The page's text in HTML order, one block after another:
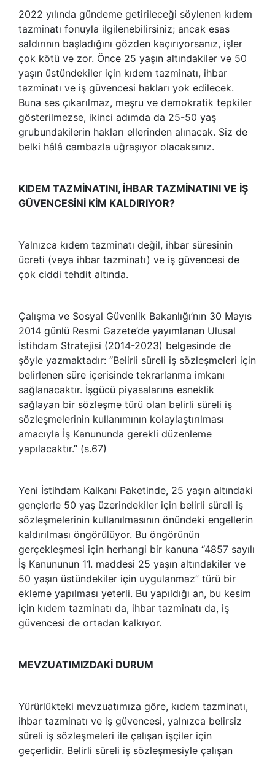
2022 yılında gündeme getirileceği söylenen kıdem
tazminatı fonuyla ilgilenebilirsiniz; ancak esas
saldırının başladığını gözden kaçırıyorsanız, işler
çok kötü ve zor. Önce 25 yaşın altındakiler ve 50
yaşın üstündekiler için kıdem tazminatı, ihbar
tazminatı ve iş güvencesi hakları yok edilecek.
Buna ses çıkarılmaz, meşru ve demokratik tepkiler
gösterilmezse, ikinci adımda da 25-50 yaş
grubundakilerin hakları ellerinden alınacak. Siz de
belki hâlâ cambazla uğraşıyor olacaksınız.
KIDEM TAZMİNATINI, İHBAR TAZMİNATINI VE İŞ
GÜVENCESİNİ KİM KALDIRIYOR?
Yalnızca kıdem tazminatı değil, ihbar süresinin
ücreti (veya ihbar tazminatı) ve iş güvencesi de
çok ciddi tehdit altında.
Çalışma ve Sosyal Güvenlik Bakanlığı’nın 30 Mayıs
2014 günlü Resmi Gazete’de yayımlanan Ulusal
İstihdam Stratejisi (2014-2023) belgesinde de
şöyle yazmaktadır: “Belirli süreli iş sözleşmeleri için
belirlenen süre içerisinde tekrarlanma imkanı
sağlanacaktır. İşgücü piyasalarına esneklik
sağlayan bir sözleşme türü olan belirli süreli iş
sözleşmelerinin kullanımının kolaylaştırılması
amacıyla İş Kanununda gerekli düzenleme
yapılacaktır.” (s.67)
Yeni İstihdam Kalkanı Paketinde, 25 yaşın altındaki
gençlerle 50 yaş üzerindekiler için belirli süreli iş
sözleşmelerinin kullanılmasının önündeki engellerin
kaldırılması öngörülüyor. Bu öngörünün
gerçekleşmesi için herhangi bir kanuna “4857 sayılı
İş Kanununun 11. maddesi 25 yaşın altındakiler ve
50 yaşın üstündekiler için uygulanmaz” türü bir
ekleme yapılması yeterli. Bu yapıldığı an, bu kesim
için kıdem tazminatı da, ihbar tazminatı da, iş
güvencesi de ortadan kalkıyor.
MEVZUATIMIZDAKİ DURUM
Yürürlükteki mevzuatımıza göre, kıdem tazminatı,
ihbar tazminatı ve iş güvencesi, yalnızca belirsiz
süreli iş sözleşmeleri ile çalışan işçiler için
geçerlidir. Belirli süreli iş sözleşmesiyle çalışan